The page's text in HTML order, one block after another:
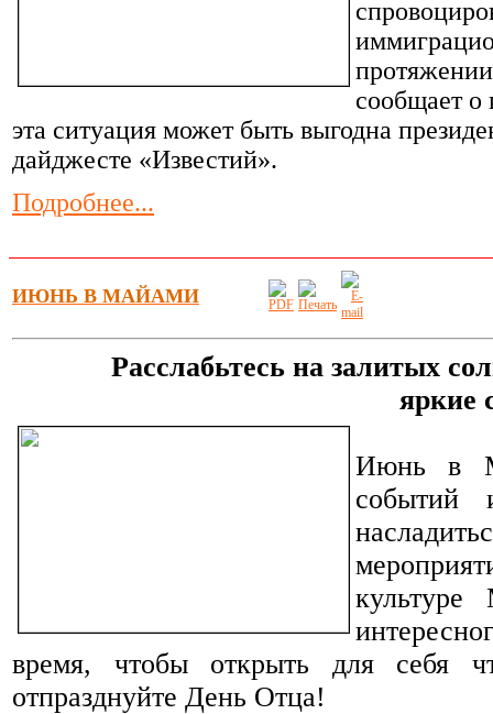
сообщает о
эта ситуация может быть выгодна
дайджесте «Известий».
Подробнее...
ИЮНЬ В МАЙАМИ
Расслабьтесь на залитых
яркие
Июнь в
событий
время, чтобы открыть для себя
отпразднуйте День Отца!